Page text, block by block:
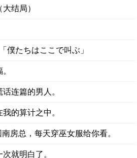
结局）
僕たちはここで叫ぶ」
连篇的男人。
的算计之中。
房总，每天穿巫女服给你看。
就明白了。